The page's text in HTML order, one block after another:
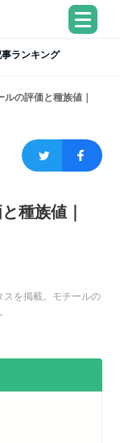
ランキング
ルの評価と種族値｜
種族値｜
スを掲載。モチールの